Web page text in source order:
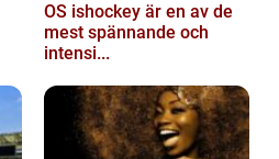
OS ishockey är en av de
mest spännande och
intensi...